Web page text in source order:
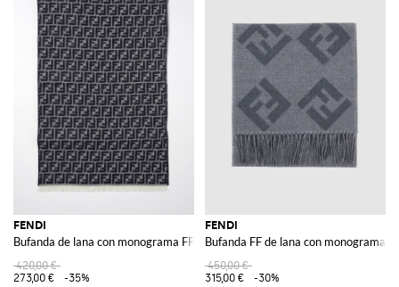
FENDI
Bufanda de lana con monograma FF jacquard
420,00 €
273,00 €
-35%
FENDI
Bufanda FF de lana con monograma
450,00 €
315,00 €
-30%